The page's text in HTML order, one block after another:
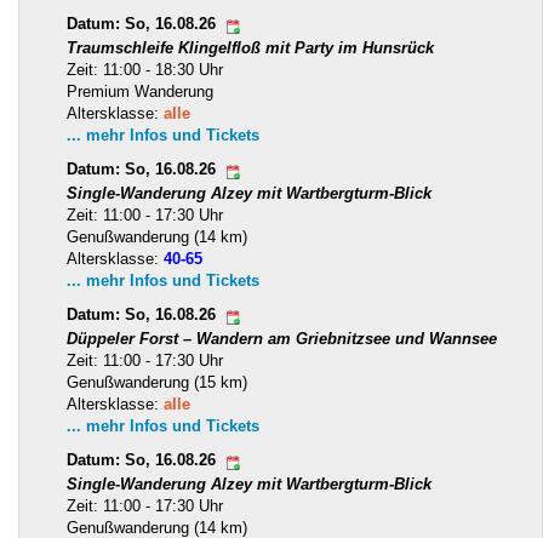
Datum: So, 16.08.26
Traumschleife Klingelfloß mit Party im Hunsrück
Zeit: 11:00 - 18:30 Uhr
Premium Wanderung
Altersklasse: alle
... mehr Infos und Tickets
Datum: So, 16.08.26
Single-Wanderung Alzey mit Wartbergturm-Blick
Zeit: 11:00 - 17:30 Uhr
Genußwanderung (14 km)
Altersklasse: 40-65
... mehr Infos und Tickets
Datum: So, 16.08.26
Düppeler Forst – Wandern am Griebnitzsee und Wannsee
Zeit: 11:00 - 17:30 Uhr
Genußwanderung (15 km)
Altersklasse: alle
... mehr Infos und Tickets
Datum: So, 16.08.26
Single-Wanderung Alzey mit Wartbergturm-Blick
Zeit: 11:00 - 17:30 Uhr
Genußwanderung (14 km)